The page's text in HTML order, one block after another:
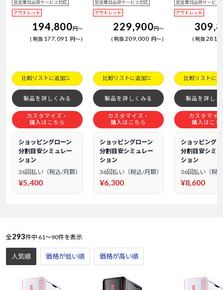
翌営業日出荷サービス対応
アウトレット
194,800円～
税抜 177,091 円～
比較リストに追加
製品を詳しくみる
カスタマイズ・
購入はこちら
ショッピングローン
分割目安シミュレー
ション
36回払い（税込/月額）
¥5,400
翌営業日出荷サービス対応
アウトレット
229,900円～
税抜209,000 円～
比較リストに追加
製品を詳しくみる
カスタマイズ・
購入はこちら
ショッピングローン
分割目安シミュレー
ション
36回払い（税込/月額）
¥6,300
翌営業日出荷サービス
アウトレット
税抜
比較リストに追
製品を詳しく
カスタマイ
購入はこち
ショッピング
分割目安シミ
ション
36回払い（税
¥8,600
全293件中 61～90件を表示
人気順 価格が低い順 価格が高い順